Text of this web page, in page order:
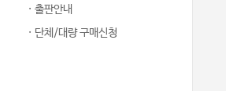
· 출판안내
· 단체/대량 구매신청